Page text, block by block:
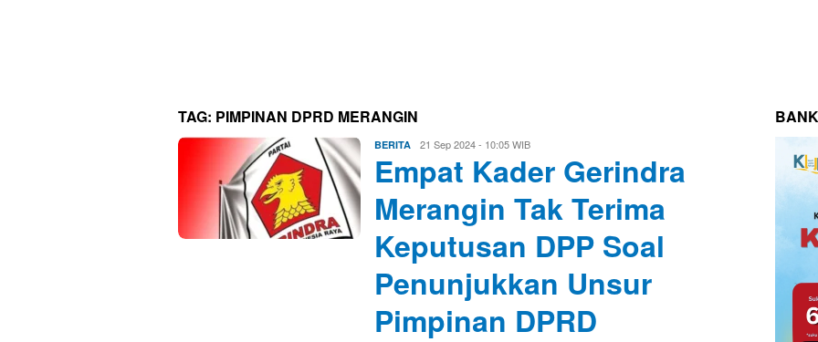
TAG: PIMPINAN DPRD MERANGIN
BERITA Eri21 Sep 2024 - 10:05 WIB
Empat Kader Gerindra
Merangin Tak Terima
Keputusan DPP Soal
Penunjukkan Unsur
Pimpinan DPRD